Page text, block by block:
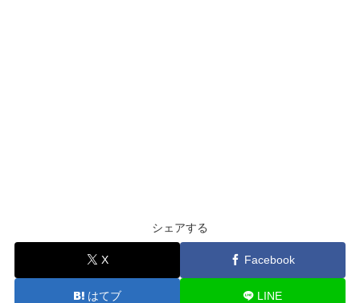
シェアする
X Facebook
はてブ LINE